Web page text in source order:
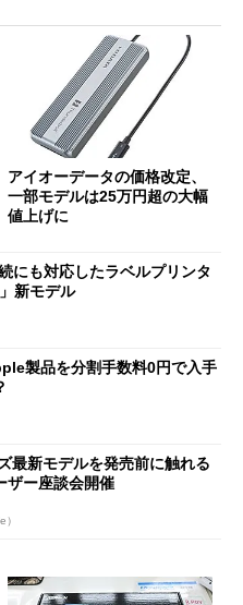
アイオーデータの価格改定、
一部モデルは25万円超の大幅
値上げに
にも対応したラベルプリンタ
新モデル
製品を分割手数料0円で入手
最新モデルを発売前に触れる
ザー座談会開催